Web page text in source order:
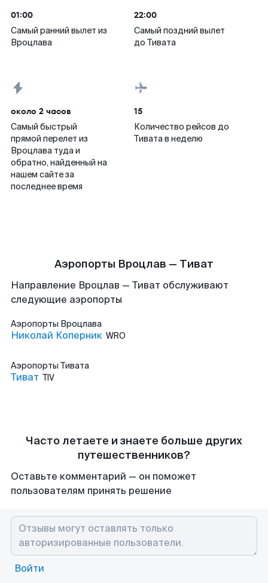
01:00
Самый ранний вылет из
Вроцлава
22:00
Самый поздний вылет
до Тивата
около 2 часов
Самый быстрый
прямой перелет из
Вроцлава туда и
обратно, найденный на
нашем сайте за
последнее время
15
Количество рейсов до
Тивата в неделю
Аэропорты Вроцлав — Тиват
Направление Вроцлав — Тиват обслуживают
следующие аэропорты
Аэропорты Вроцлава
Николай Коперник WRO
Аэропорты Тивата
Тиват TIV
Часто летаете и знаете больше других
путешественников?
Оставьте комментарий — он поможет
пользователям принять решение
Войти